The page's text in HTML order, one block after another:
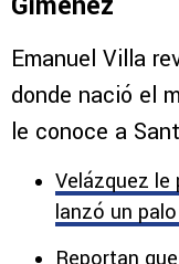
origen del
Giménez
donde nació el
le conoce a